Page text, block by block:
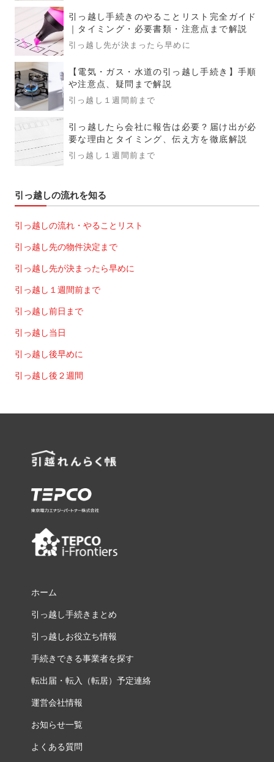
引っ越し手続きのやることリスト完全ガイド
｜タイミング・必要書類・注意点まで解説
引っ越し先が決まったら早めに
【電気・ガス・水道の引っ越し手続き】手順
や注意点、疑問まで解説
引っ越し１週間前まで
引っ越したら会社に報告は必要？届け出が必
要な理由とタイミング、伝え方を徹底解説
引っ越し１週間前まで
引っ越しの流れを知る
引っ越しの流れ・やることリスト
引っ越し先の物件決定まで
引っ越し先が決まったら早めに
引っ越し１週間前まで
引っ越し前日まで
引っ越し当日
引っ越し後早めに
引っ越し後２週間
ホーム
引っ越し手続きまとめ
引っ越しお役立ち情報
手続きできる事業者を探す
転出届・転入（転居）予定連絡
運営会社情報
お知らせ一覧
よくある質問